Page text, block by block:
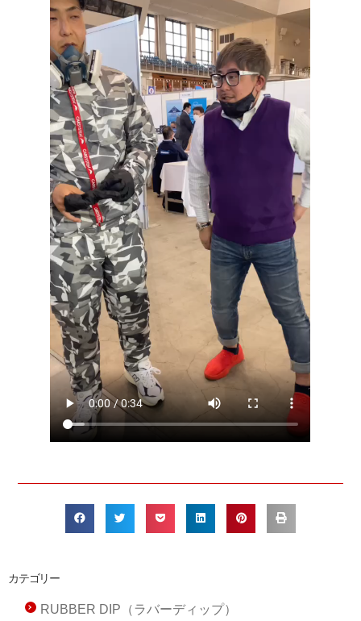
カテゴリー
RUBBER DIP（ラバーディップ）